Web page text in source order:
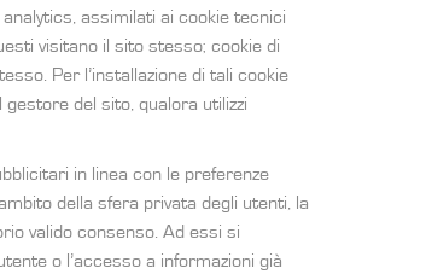
assimilati ai cookie tecnici
visitano il sito stesso; cookie di
Per l’installazione di tali cookie
del sito, qualora utilizzi
in linea con le preferenze
della sfera privata degli utenti, la
valido consenso. Ad essi si
o l’accesso a informazioni già